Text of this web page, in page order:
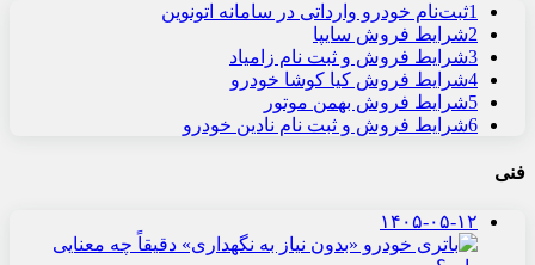
1ثبت‌نام خودرو وارداتی در سامانه اتونوین
2شرایط فروش سایپا
3شرایط فروش و ثبت نام زامیاد
4شرایط فروش کیا کوشا خودرو
5شرایط فروش بهمن موتور
6شرایط فروش و ثبت نام نادین خودرو
فنی
۱۴۰۵-۰۵-۱۲